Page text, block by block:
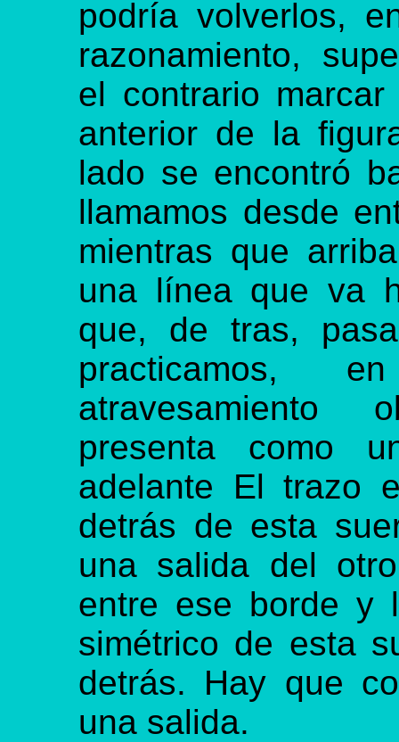
podría volverlos,
razonamiento,
el contrario
anterior de la
lado se encontró
llamamos desde
mientras que
una línea que va
que, de tras,
practicamos,
atravesamiento
presenta como
adelante El trazo
detrás de esta
una salida del
entre ese borde y
simétrico de esta
detrás. Hay que
una salida.